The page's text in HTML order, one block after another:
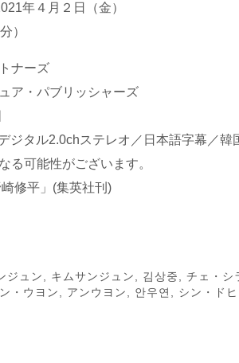
年４月２日（金）
）
ナーズ
ア・パブリッシャーズ
ジタル2.0chステレオ／日本語字幕／韓
る可能性がございます。
修平」(集英社刊)
ジュン キムサンジュン 김상중 チェ・シ
・ウヨン アンウヨン 안우연 シン・ド